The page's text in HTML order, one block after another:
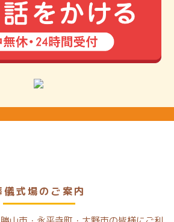
儀式場のご案内